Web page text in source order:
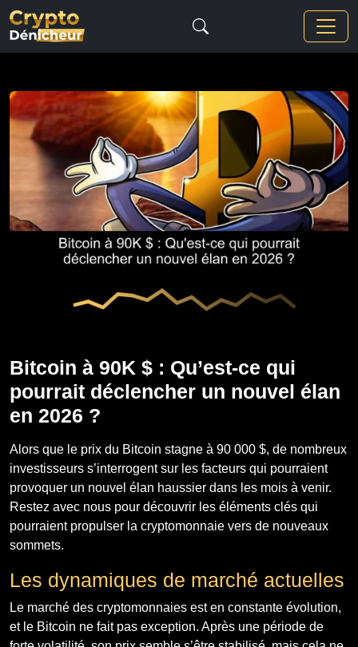
Bitcoin à 90K $ : Qu’est-ce qui
pourrait déclencher un nouvel élan
en 2026 ?
Alors que le prix du Bitcoin stagne à 90 000 $, de nombreux
investisseurs s’interrogent sur les facteurs qui pourraient
provoquer un nouvel élan haussier dans les mois à venir.
Restez avec nous pour découvrir les éléments clés qui
pourraient propulser la cryptomonnaie vers de nouveaux
sommets.
Les dynamiques de marché actuelles
Le marché des cryptomonnaies est en constante évolution,
et le Bitcoin ne fait pas exception. Après une période de